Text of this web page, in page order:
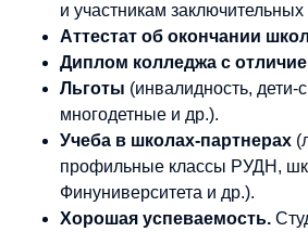
и участникам заключительных
Аттестат об окончании
Диплом колледжа с
Льготы (инвалидность, дети-
многодетные и др.).
Учеба в школах-партнерах
профильные классы РУДН,
Финуниверситета и др.).
Хорошая успеваемость.